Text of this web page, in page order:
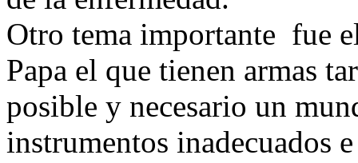
Otro tema importante fue
Papa el que tienen armas
posible y necesario un
instrumentos inadecuados